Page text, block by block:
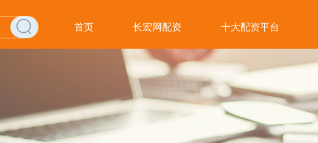
首页 长宏网配资 十大配资平台